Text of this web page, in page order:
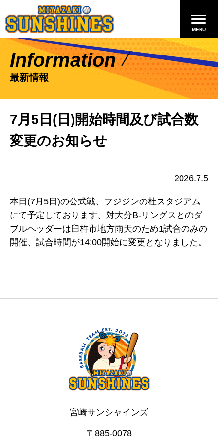
Information
最新情報
7月5日(日)開始時間及び試合数
変更のお知らせ
2026.7.5
本日(7月5日)の公式戦、フジジンの杜スタジアム
にて予定しております、対大分B-リングスとのダ
ブルヘッダーは臼杵市地方雨天のため1試合のみの
開催、試合時間が14:00開始に変更となりました。
宮崎サンシャインズ
〒885-0078